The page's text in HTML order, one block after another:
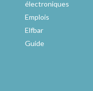
électroniques
Emplois
Elfbar
Guide